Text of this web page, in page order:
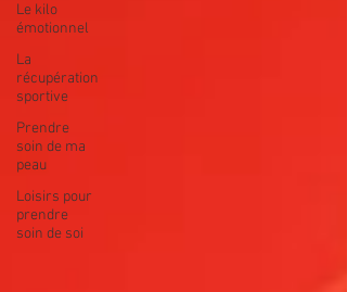
Le kilo
émotionnel
La
récupération
sportive
Prendre
soin de ma
peau
Loisirs pour
prendre
soin de soi